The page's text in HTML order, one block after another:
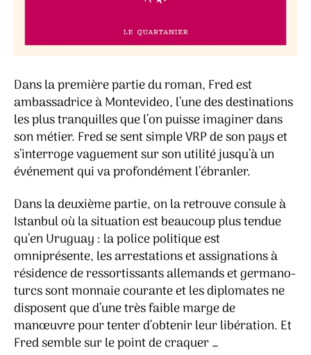
Dans la première partie du roman, Fred est
ambassadrice à Montevideo, l’une des destinations
les plus tranquilles que l’on puisse imaginer dans
son métier. Fred se sent simple VRP de son pays et
s’interroge vaguement sur son utilité jusqu’à un
événement qui va profondément l’ébranler.
Dans la deuxième partie, on la retrouve consule à
Istanbul où la situation est beaucoup plus tendue
qu’en Uruguay : la police politique est
omniprésente, les arrestations et assignations à
résidence de ressortissants allemands et germano-
turcs sont monnaie courante et les diplomates ne
disposent que d’une très faible marge de
manœuvre pour tenter d’obtenir leur libération. Et
Fred semble sur le point de craquer …